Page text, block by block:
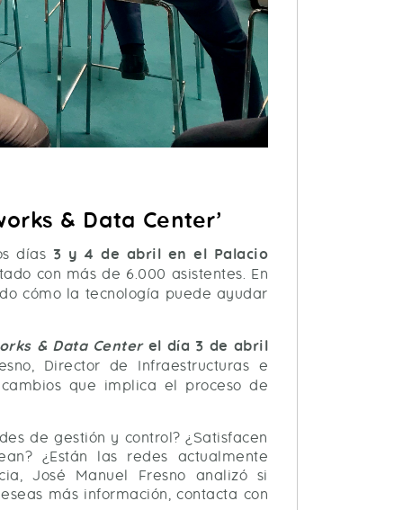
& Data Center’
días 3 y 4 de abril en el Palacio
con más de 6.000 asistentes. En
cómo la tecnología puede ayudar
& Data Center el día 3 de abril
Director de Infraestructuras e
que implica el proceso de
de gestión y control? ¿Satisfacen
¿Están las redes actualmente
José Manuel Fresno analizó si
más información, contacta con